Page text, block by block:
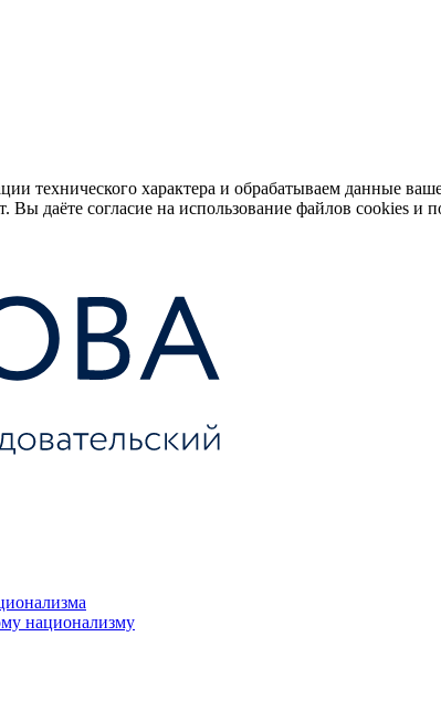
технического характера и обрабатываем данные
даёте согласие на использование файлов cookies и
национализму